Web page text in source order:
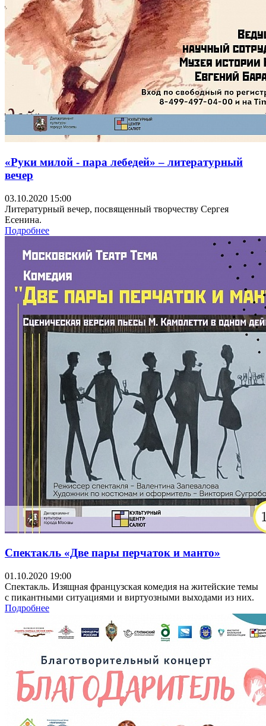
«Руки милой - пара лебедей» – литературный
вечер
03.10.2020 15:00
Литературный вечер, посвященный творчеству Сергея
Есенина.
Подробнее
Спектакль «Две пары перчаток и манто»
01.10.2020 19:00
Спектакль. Изящная французская комедия на житейские темы
с пикантными ситуациями и виртуозными выходами из них.
Подробнее